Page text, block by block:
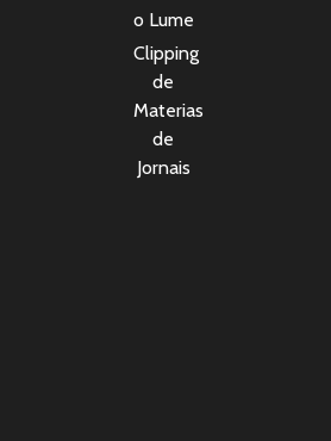
o Lume
Clipping
de
Materias
de
Jornais